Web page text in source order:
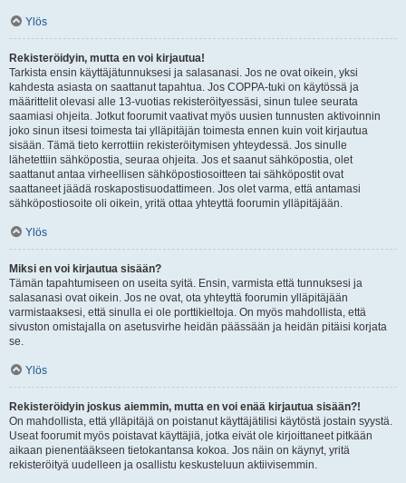
Ylös
Rekisteröidyin, mutta en voi kirjautua!
Tarkista ensin käyttäjätunnuksesi ja salasanasi. Jos ne ovat oikein, yksi
kahdesta asiasta on saattanut tapahtua. Jos COPPA-tuki on käytössä ja
määrittelit olevasi alle 13-vuotias rekisteröityessäsi, sinun tulee seurata
saamiasi ohjeita. Jotkut foorumit vaativat myös uusien tunnusten aktivoinnin
joko sinun itsesi toimesta tai ylläpitäjän toimesta ennen kuin voit kirjautua
sisään. Tämä tieto kerrottiin rekisteröitymisen yhteydessä. Jos sinulle
lähetettiin sähköpostia, seuraa ohjeita. Jos et saanut sähköpostia, olet
saattanut antaa virheellisen sähköpostiosoitteen tai sähköpostit ovat
saattaneet jäädä roskapostisuodattimeen. Jos olet varma, että antamasi
sähköpostiosoite oli oikein, yritä ottaa yhteyttä foorumin ylläpitäjään.
Ylös
Miksi en voi kirjautua sisään?
Tämän tapahtumiseen on useita syitä. Ensin, varmista että tunnuksesi ja
salasanasi ovat oikein. Jos ne ovat, ota yhteyttä foorumin ylläpitäjään
varmistaaksesi, että sinulla ei ole porttikieltoja. On myös mahdollista, että
sivuston omistajalla on asetusvirhe heidän päässään ja heidän pitäisi korjata
se.
Ylös
Rekisteröidyin joskus aiemmin, mutta en voi enää kirjautua sisään?!
On mahdollista, että ylläpitäjä on poistanut käyttäjätilisi käytöstä jostain syystä.
Useat foorumit myös poistavat käyttäjiä, jotka eivät ole kirjoittaneet pitkään
aikaan pienentääkseen tietokantansa kokoa. Jos näin on käynyt, yritä
rekisteröityä uudelleen ja osallistu keskusteluun aktiivisemmin.